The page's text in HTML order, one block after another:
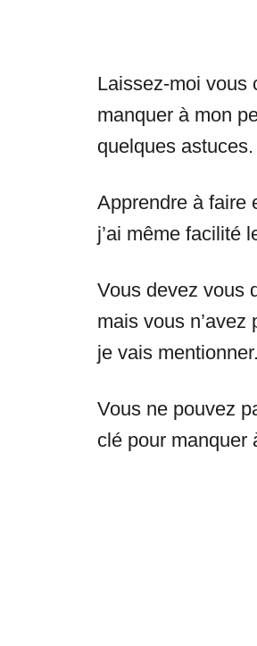
Laissez-moi vous
manquer à mon
quelques astuces.
Apprendre à faire
j’ai même facilité
Vous devez vous
mais vous n’avez
je vais mentionner.
Vous ne pouvez
clé pour manquer